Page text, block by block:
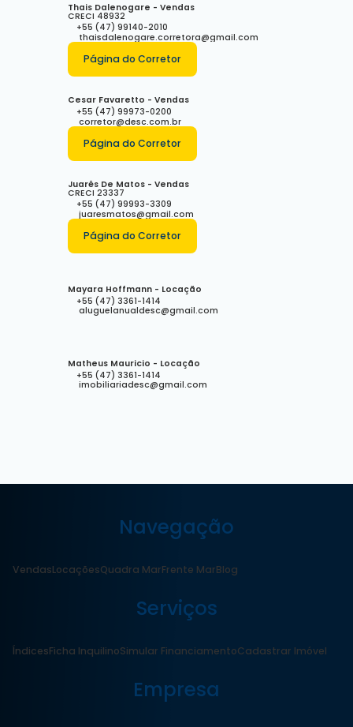
Thais Dalenogare - Vendas
CRECI 48932
+55 (47) 99140-2010
thaisdalenogare.corretora@gmail.com
Página do Corretor
Cesar Favaretto - Vendas
+55 (47) 99973-0200
corretor@desc.com.br
Página do Corretor
Juarês De Matos - Vendas
CRECI 23337
+55 (47) 99993-3309
juaresmatos@gmail.com
Página do Corretor
Mayara Hoffmann - Locação
+55 (47) 3361-1414
aluguelanualdesc@gmail.com
Matheus Mauricio - Locação
+55 (47) 3361-1414
imobiliariadesc@gmail.com
Navegação
VendasLocaçõesQuadra MarFrente MarBlog
Serviços
ÍndicesFicha InquilinoSimular FinanciamentoCadastrar Imóvel
Empresa